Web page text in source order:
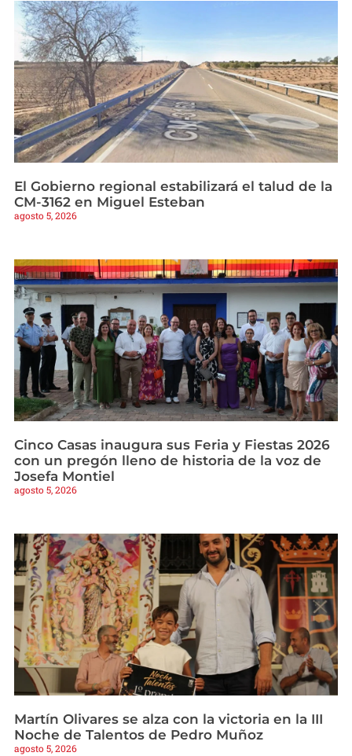
El Gobierno regional estabilizará el talud de la
CM-3162 en Miguel Esteban
agosto 5, 2026
Cinco Casas inaugura sus Feria y Fiestas 2026
con un pregón lleno de historia de la voz de
Josefa Montiel
agosto 5, 2026
Martín Olivares se alza con la victoria en la III
Noche de Talentos de Pedro Muñoz
agosto 5, 2026